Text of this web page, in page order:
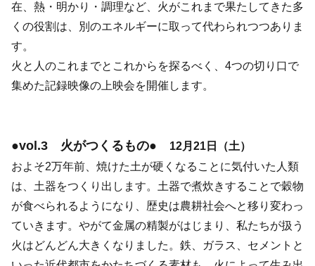
在、熱・明かり・調理など、火がこれまで果たしてきた多
くの役割は、別のエネルギーに取って代わられつつありま
す。
火と人のこれまでとこれからを探るべく、4つの切り口で
集めた記録映像の上映会を開催します。
●vol.3 火がつくるもの●
12月21日（土）
およそ2万年前、焼けた土が硬くなることに気付いた人類
は、土器をつくり出します。土器で煮炊きすることで穀物
が食べられるようになり、歴史は農耕社会へと移り変わっ
ていきます。やがて金属の精製がはじまり、私たちが扱う
火はどんどん大きくなりました。鉄、ガラス、セメントと